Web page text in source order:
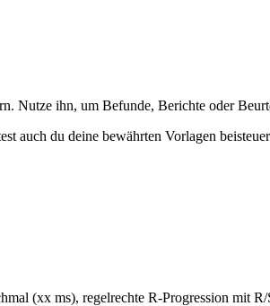
Nutze ihn, um Befunde, Berichte oder
auch du deine bewährten Vorlagen
(xx ms), regelrechte R-Progression mit